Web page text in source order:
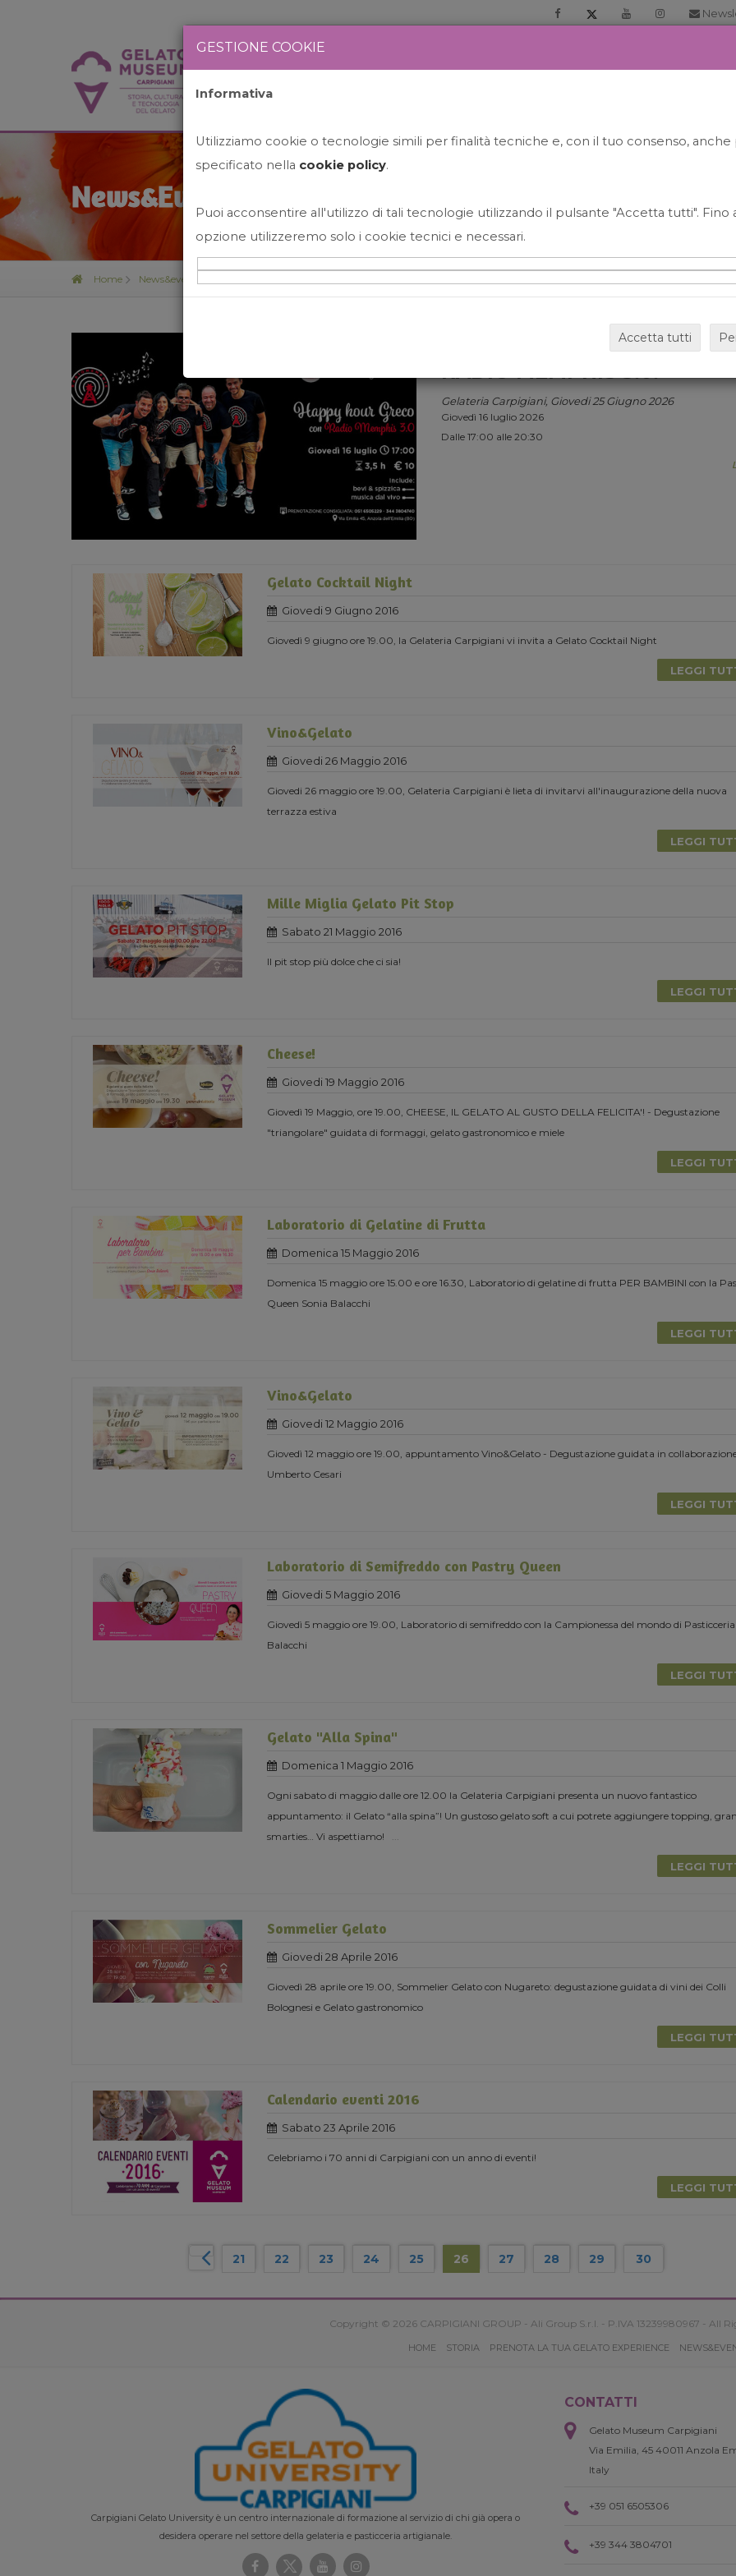
News&Events
Home News&events
HAPPY HOUR GRECO CON
RADIO MEMPHIS 3.0.
Gelateria Carpigiani, Giovedi 25 Giugno 2026
Giovedì 16 luglio 2026
Dalle 17:00 alle 20:30
Gelato Cocktail Night
Giovedi 9 Giugno 2016
Giovedì 9 giugno ore 19.00, la Gelateria Carpigiani vi invita a Gelato Cocktail Night
LEGGI
Vino&Gelato
Giovedi 26 Maggio 2016
Giovedi 26 maggio ore 19.00, Gelateria Carpigiani è lieta di invitarvi all'inaugurazione della nuova
terrazza estiva
LEGGI
Mille Miglia Gelato Pit Stop
Sabato 21 Maggio 2016
Il pit stop più dolce che ci sia!
LEGGI
Cheese!
Giovedi 19 Maggio 2016
Giovedì 19 Maggio, ore 19.00, CHEESE, IL GELATO AL GUSTO DELLA FELICITA'! - Degustazione
"triangolare" guidata di formaggi, gelato gastronomico e miele
LEGGI
Laboratorio di Gelatine di Frutta
Domenica 15 Maggio 2016
Domenica 15 maggio ore 15.00 e ore 16.30, Laboratorio di gelatine di frutta PER BAMBINI con la
Queen Sonia Balacchi
LEGGI
Vino&Gelato
Giovedi 12 Maggio 2016
Giovedì 12 maggio ore 19.00, appuntamento Vino&Gelato - Degustazione guidata in
Umberto Cesari
LEGGI
Laboratorio di Semifreddo con Pastry Queen
Giovedi 5 Maggio 2016
Giovedì 5 maggio ore 19.00, Laboratorio di semifreddo con la Campionessa del mondo di Pasticceria
Balacchi
LEGGI
Gelato "Alla Spina"
Domenica 1 Maggio 2016
Ogni sabato di maggio dalle ore 12.00 la Gelateria Carpigiani presenta un nuovo fantastico
appuntamento: il Gelato “alla spina”! Un gustoso gelato soft a cui potrete aggiungere topping,
smarties… Vi aspettiamo!
LEGGI
Sommelier Gelato
Giovedi 28 Aprile 2016
Giovedì 28 aprile ore 19.00, Sommelier Gelato con Nugareto: degustazione guidata di vini dei Colli
Bolognesi e Gelato gastronomico
LEGGI
Calendario eventi 2016
Sabato 23 Aprile 2016
Celebriamo i 70 anni di Carpigiani con un anno di eventi!
LEGGI
21 22 23 24 25 26 27 28 29 30
Copyright © 2026 CARPIGIANI GROUP - Ali Group S.r.l. - P.IVA 13239980967 - All
HOME STORIA PRENOTA LA TUA GELATO EXPERIENCE
Carpigiani Gelato University è un centro internazionale di formazione al servizio di chi già opera o
desidera operare nel settore della gelateria e pasticceria artigianale.
CONTATTI
Gelato Museum Carpigiani
Via Emilia, 45 40011 Anzola
Italy
+39 051 6505306
+39 344 3804701
GESTIONE COOKIE
Informativa
Utilizziamo cookie o tecnologie simili per finalità tecniche e, con il tuo consenso,
specificato nella cookie policy.
Puoi acconsentire all'utilizzo di tali tecnologie utilizzando il pulsante "Accetta tutti". Fino
opzione utilizzeremo solo i cookie tecnici e necessari.
Accetta tutti